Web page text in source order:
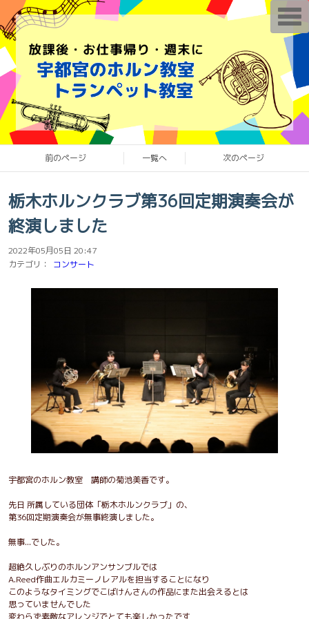
前のページ 一覧へ 次のページ
栃木ホルンクラブ第36回定期演奏会が
終演しました
2022年05月05日 20:47
カテゴリ：
コンサート
宇都宮のホルン教室 講師の菊池美香です。
先日 所属している団体「栃木ホルンクラブ」の、
第36回定期演奏会が無事終演しました。
無事...でした。
超絶久しぶりのホルンアンサンブルでは
A.Reed作曲エルカミーノレアルを担当することになり
このようなタイミングでこばけんさんの作品にまた出会えるとは
思っていませんでした
変わらず素敵なアレンジでとても楽しかったです
T
o
g
e
n
v
g
a
i